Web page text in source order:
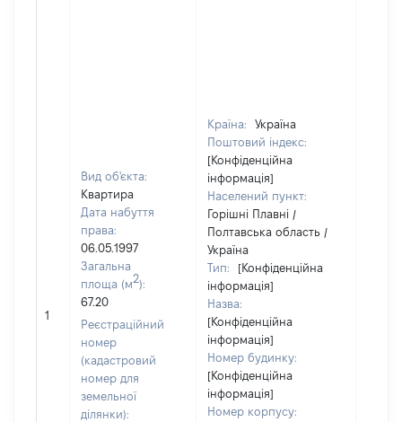
1
Вид об'єкта:
Квартира
Дата набуття
права:
06.05.1997
Загальна
площа (м2):
67.20
Реєстраційний
номер
(кадастровий
номер для
земельної
ділянки):
Країна:
Україна
Поштовий індекс:
[Конфіденційна
інформація]
Населений пункт:
Горішні Плавні /
Полтавська область /
Україна
Тип:
[Конфіденційна
інформація]
Назва:
[Конфіденційна
інформація]
Номер будинку:
[Конфіденційна
інформація]
Номер корпусу: